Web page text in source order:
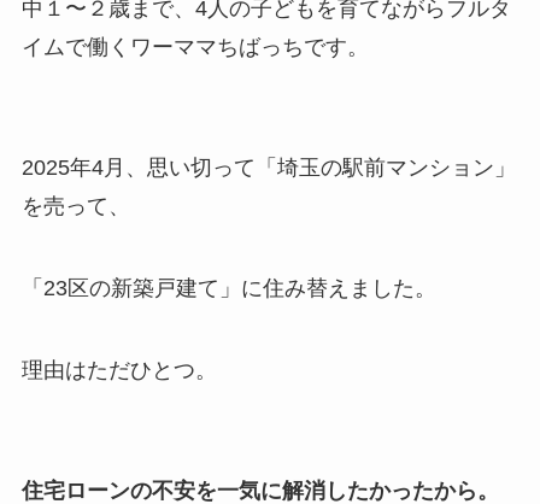
中１〜２歳まで、4人の子どもを育てながらフルタ
イムで働くワーママちばっちです。
2025年4月、思い切って「埼玉の駅前マンション」
を売って、
「23区の新築戸建て」に住み替えました。
理由はただひとつ。
住宅ローンの不安を一気に解消したかったから。